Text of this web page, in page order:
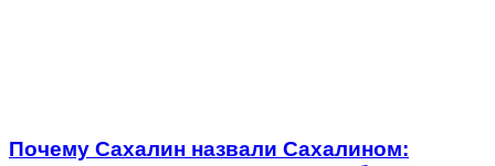
Почему Сахалин назвали Сахалином: